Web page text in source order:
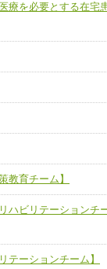
し、強調できる
解と連携を深める
度医療を必要とする
対策教育チーム】
児リハビリテーショ
ビリテーションチー
療を必要とする在宅
教育チーム】
ハビリテーションチ
テーションチーム】